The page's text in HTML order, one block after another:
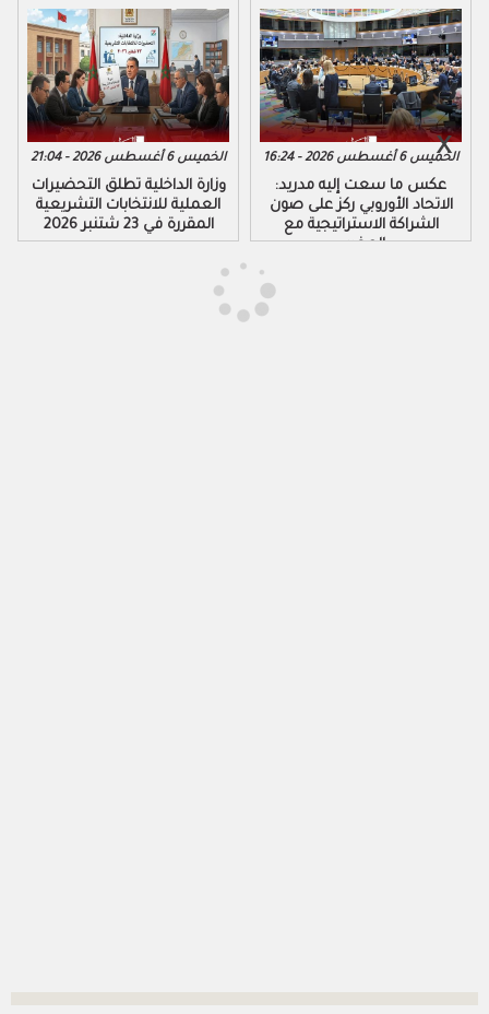
الخميس 6 أغسطس 2026 - 21:04
وزارة الداخلية تطلق التحضيرات
العملية للانتخابات التشريعية
المقررة في 23 شتنبر 2026
الخميس 6 أغسطس 2026 - 16:24
عكس ما سعت إليه مدريد:
الاتحاد الأوروبي ركز على صون
الشراكة الاستراتيجية مع
المغرب